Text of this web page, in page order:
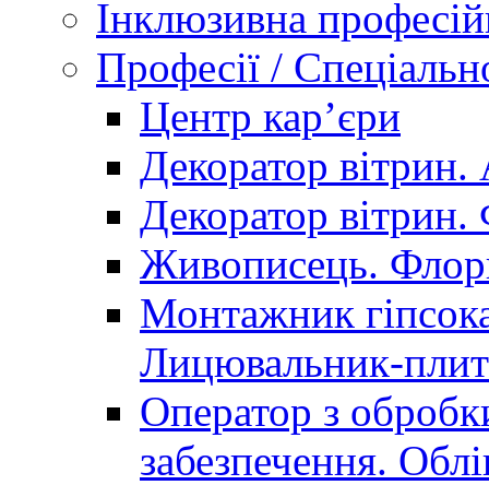
Інклюзивна
Професії /
Центр кар’єри
Декоратор вітрин.
Декоратор вітрин.
Живописець.
Монтажник
Лицювальник-
Оператор з
забезпечення.